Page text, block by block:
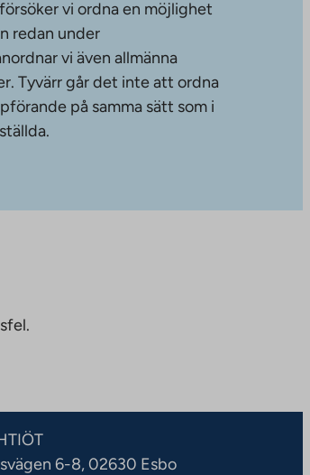
vi ordna en möjlighet
redan under
vi även allmänna
Tyvärr går det inte att ordna
på samma sätt som i
6-8, 02630 Esbo